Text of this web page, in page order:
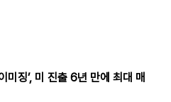
미징’, 미 진출 6년 만에 최대 매